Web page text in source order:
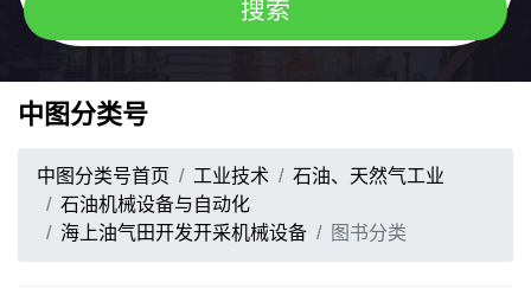
中图分类号
中图分类号首页 工业技术
石油、天然气工业
石油机械设备与自动化
海上油气田开发开采机械设备
图书分类